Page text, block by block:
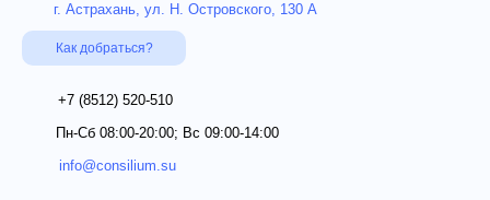
г. Астрахань, ул. Н. Островского, 130 А
Как добраться?
+7 (8512) 520-510
Пн-Сб 08:00-20:00; Вс 09:00-14:00
info@consilium.su